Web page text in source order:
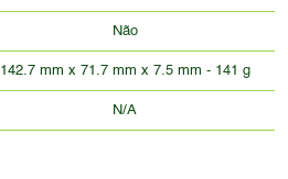
Não
142.7 mm x 71.7 mm x 7.5 mm - 141 g
N/A